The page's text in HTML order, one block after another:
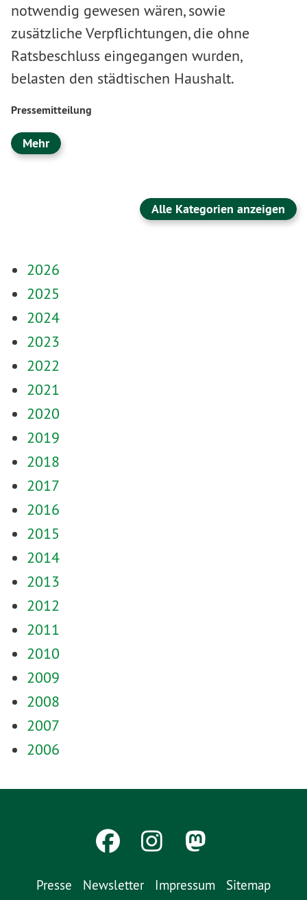
notwendig gewesen wären, sowie
zusätzliche Verpflichtungen, die ohne
Ratsbeschluss eingegangen wurden,
belasten den städtischen Haushalt.
Pressemitteilung
Mehr
Alle Kategorien anzeigen
2026
2025
2024
2023
2022
2021
2020
2019
2018
2017
2016
2015
2014
2013
2012
2011
2010
2009
2008
2007
2006
Presse Newsletter Impressum
Sitemap